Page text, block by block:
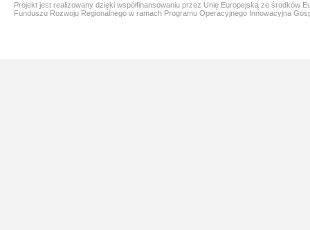
Projekt jest realizowany dzięki współfinansowaniu przez Unię Europejską ze środków
Funduszu Rozwoju Regionalnego w ramach Programu Operacyjnego Innowacyjna